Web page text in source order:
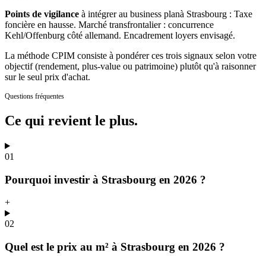
Points de vigilance à intégrer au business planà Strasbourg : Taxe
foncière en hausse. Marché transfrontalier : concurrence
Kehl/Offenburg côté allemand. Encadrement loyers envisagé.
La méthode CPIM consiste à pondérer ces trois signaux selon votre
objectif (rendement, plus-value ou patrimoine) plutôt qu'à raisonner
sur le seul prix d'achat.
Questions fréquentes
Ce qui revient le plus.
01
Pourquoi investir à Strasbourg en 2026 ?
+
02
Quel est le prix au m² à Strasbourg en 2026 ?